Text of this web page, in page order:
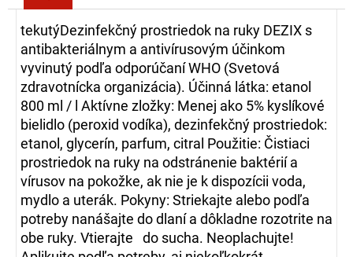
tekutýDezinfekčný prostriedok na ruky DEZIX s
antibakteriálnym a antivírusovým účinkom
vyvinutý podľa odporúčaní WHO (Svetová
zdravotnícka organizácia). Účinná látka: etanol
800 ml / l Aktívne zložky: Menej ako 5% kyslíkové
bielidlo (peroxid vodíka), dezinfekčný prostriedok:
etanol, glycerín, parfum, citral Použitie: Čistiaci
prostriedok na ruky na odstránenie baktérií a
vírusov na pokožke, ak nie je k dispozícii voda,
mydlo a uterák. Pokyny: Striekajte alebo podľa
potreby nanášajte do dlaní a dôkladne rozotrite na
obe ruky. Vtierajte do sucha. Neoplachujte!
ZÁSAHOVÁ
HADICA
BOD
C52
EPDM
S
AL
SPOJKOU
45,00
€